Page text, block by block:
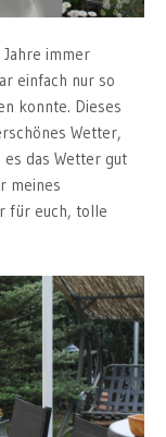
immer
einfach nur so
konnte. Dieses
Wetter,
das Wetter gut
meines
für euch, tolle